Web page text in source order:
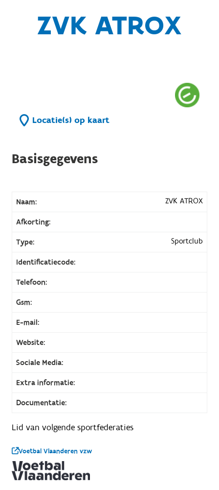
ZVK ATROX
Locatie(s) op kaart
Basisgegevens
Naam: ZVK ATROX
Afkorting:
Type: Sportclub
Identificatiecode:
Telefoon:
Gsm:
E-mail:
Website:
Sociale Media:
Extra informatie:
Documentatie:
Lid van volgende sportfederaties
Voetbal Vlaanderen vzw